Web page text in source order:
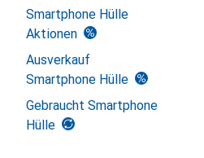
Smartphone Hülle
Aktionen
Ausverkauf
Smartphone Hülle
Gebraucht Smartphone
Hülle